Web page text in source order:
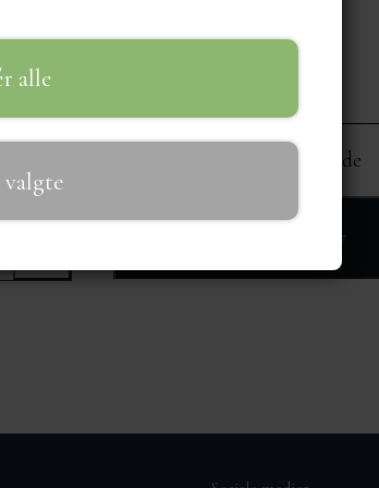
lag nougat, overtrukket med lys chokolade
Tilføj til kurv
alle